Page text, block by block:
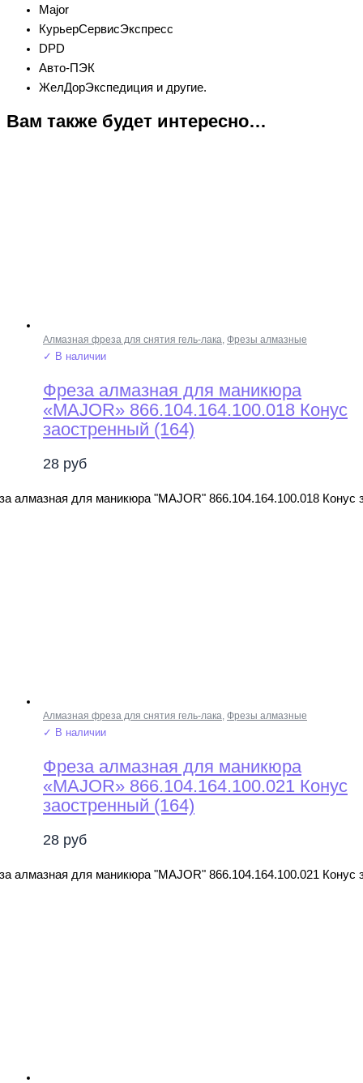
Major
КурьерСервисЭкспресс
DPD
Авто-ПЭК
ЖелДорЭкспедиция и другие.
Вам также будет интересно…
Алмазная фреза для снятия гель-лака Фрезы алмазные
✓ В наличии
Фреза алмазная для маникюра
«MAJOR» 866.104.164.100.018 Конус
заостренный (164)
28 руб
алмазная для маникюра "MAJOR" 866.104.164.100.018 Конус
Алмазная фреза для снятия гель-лака, Фрезы алмазные
✓ В наличии
Фреза алмазная для маникюра
«MAJOR» 866.104.164.100.021 Конус
заостренный (164)
28 руб
алмазная для маникюра "MAJOR" 866.104.164.100.021 Конус